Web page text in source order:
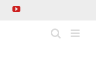
YouTube